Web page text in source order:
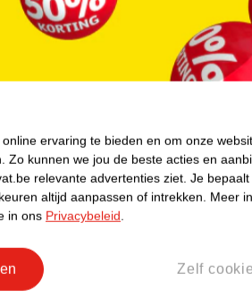
ervaring te bieden en om onze
Zo kunnen we jou de beste acties en
relevante advertenties ziet. Je
altijd aanpassen of intrekken. Meer
in ons Privacybeleid.
Zelf